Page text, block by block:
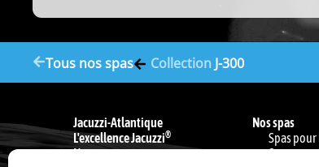
Tous nos spas Collection J-300
Jacuzzi-Atlantique
L'excellence Jacuzzi®
Nous contacter
Nos spas
Spas
Spas